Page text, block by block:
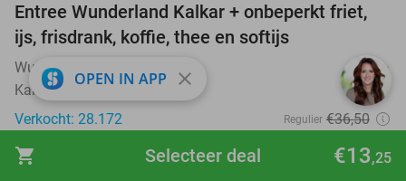
shopping_cart €13,25
Selecteer deal
32%
Entree Wunderland Kalkar + onbeperkt friet,
ijs, frisdrank, koffie, thee en softijs
Wunderland Kalkar 8.9star
Kalkar
Verkocht: 28.172
Regulier €36,50
€25
OPEN IN APP close